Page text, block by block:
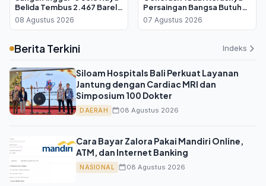
Belida Tembus 2.467 Barel
per Hari
08 Agustus 2026
Persaingan Bangsa Butuh
Pemimpin yang Teruji
07 Agustus 2026
Berita Terkini Indeks
Siloam Hospitals Bali Perkuat Layanan
Jantung dengan Cardiac MRI dan
Simposium 100 Dokter
DAERAH 08 Agustus 2026
Cara Bayar Zalora Pakai Mandiri Online,
ATM, dan Internet Banking
NASIONAL 08 Agustus 2026